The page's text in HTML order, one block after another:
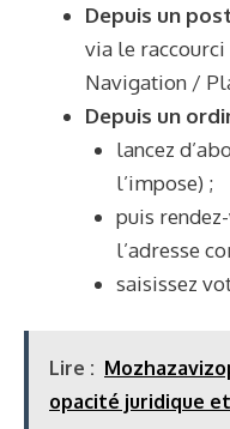
Depuis un
via le
Navigation /
Depuis un
lancez
l’impose) ;
puis
l’adresse
saisissez
Lire :
opacité juridique